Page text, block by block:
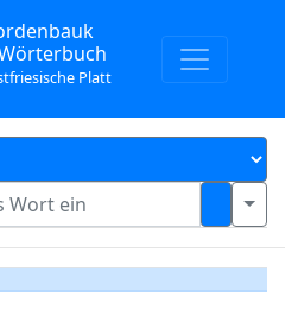
Platt